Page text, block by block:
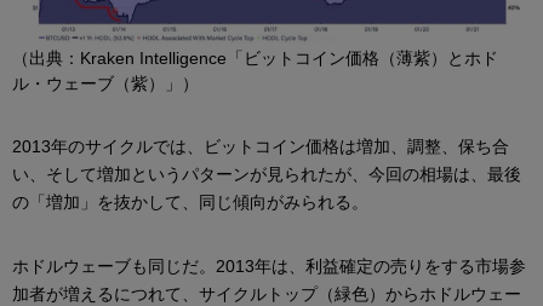
（出典：Kraken Intelligence「ビットコイン価格（薄紫）とホド
ル・ウェーブ（紫）」）
2013年のサイクルでは、ビットコイン価格は増加、調整、保ち合
い、そして増加というパターンが見られたが、今回の相場は、最後
の「増加」を抜かして、同じ傾向がみられる。
ホドルウェーブも同じだ。2013年は、利益確定の売りをする市場参
加者が増えるにつれて、サイクルトップ（緑色）からホドルウェー